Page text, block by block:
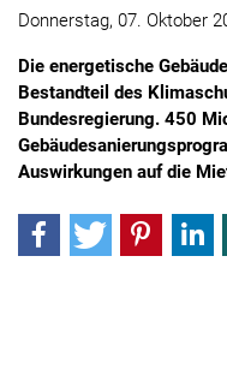
Donnerstag, 07. Oktober
Die energetische
Bestandteil des
Bundesregierung. 450
Auswirkungen auf die